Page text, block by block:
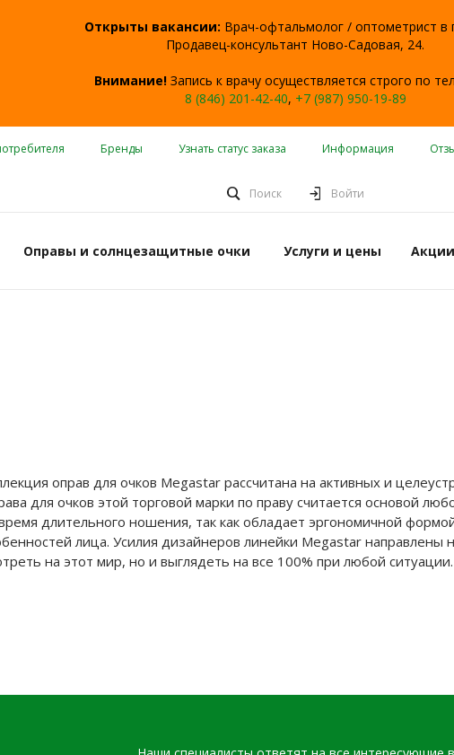
Открыты вакансии: Врач-офтальмолог / оптометрист в
Продавец-консультант Ново-Садовая, 24.
Внимание!Запись к врачу осуществляется строго по
8 (846) 201-42-40, +7 (987) 950-19-89
Бренды Узнать статус заказа Информация
Поиск Войти
Оправы и солнцезащитные очки Услуги и цены Акции
оправ для очков Megastar рассчитана на активных и
для очков этой торговой марки по праву считается основой
длительного ношения, так как обладает эргономичной
лица. Усилия дизайнеров линейки Megastar направлены
на этот мир, но и выглядеть на все 100% при любой ситуации.